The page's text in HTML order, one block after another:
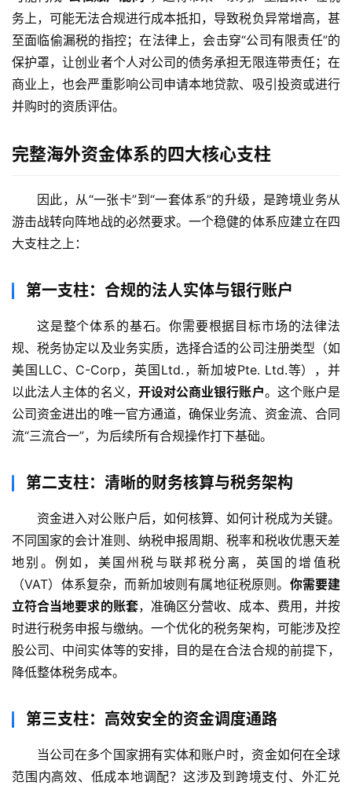
务上，可能无法合规进行成本抵扣，导致税负异常增高，甚
至面临偷漏税的指控；在法律上，会击穿“公司有限责任”的
保护罩，让创业者个人对公司的债务承担无限连带责任；在
商业上，也会严重影响公司申请本地贷款、吸引投资或进行
并购时的资质评估。
完整海外资金体系的四大核心支柱
因此，从“一张卡”到“一套体系”的升级，是跨境业务从
游击战转向阵地战的必然要求。一个稳健的体系应建立在四
大支柱之上：
第一支柱：合规的法人实体与银行账户
这是整个体系的基石。你需要根据目标市场的法律法
规、税务协定以及业务实质，选择合适的公司注册类型（如
美国LLC、C-Corp，英国Ltd.，新加坡Pte. Ltd.等），并
以此法人主体的名义， 开设对公商业银行账户。这个账户是
公司资金进出的唯一官方通道，确保业务流、资金流、合同
流“三流合一”，为后续所有合规操作打下基础。
第二支柱：清晰的财务核算与税务架构
资金进入对公账户后，如何核算、如何计税成为关键。
不同国家的会计准则、纳税申报周期、税率和税收优惠天差
地别。例如，美国州税与联邦税分离，英国的增值税
（VAT）体系复杂，而新加坡则有属地征税原则。 你需要建
立符合当地要求的账套，准确区分营收、成本、费用，并按
时进行税务申报与缴纳。一个优化的税务架构，可能涉及控
股公司、中间实体等的安排，目的是在合法合规的前提下，
降低整体税务成本。
第三支柱：高效安全的资金调度通路
当公司在多个国家拥有实体和账户时，资金如何在全球
范围内高效、低成本地调配？这涉及到跨境支付、外汇兑